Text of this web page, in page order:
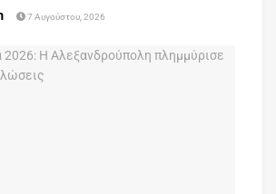
7 Αυγούστου, 2026